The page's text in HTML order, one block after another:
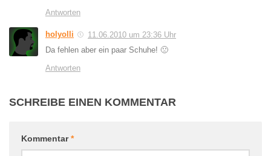
Antworten
holyolli
11.06.2010 um 23:36 Uhr
Da fehlen aber ein paar Schuhe! 🙁
Antworten
SCHREIBE EINEN KOMMENTAR
Kommentar*